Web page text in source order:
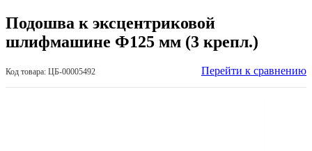
Подошва к эксцентриковой
шлифмашине Ф125 мм (3 крепл.)
Код товара: ЦБ-00005492 Перейти к сравнению